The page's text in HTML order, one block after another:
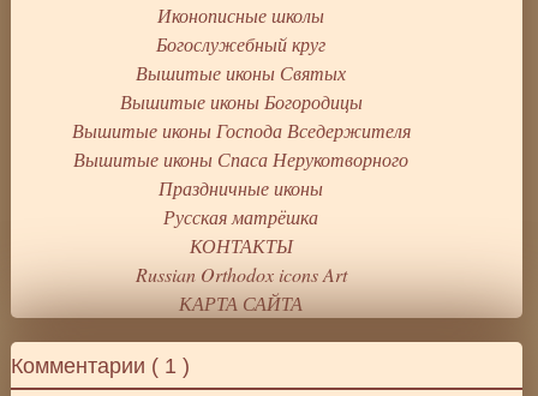
Комментарии ( 1 )
Иконописные школы
Богослужебный круг
Вышитые иконы Святых
Вышитые иконы Богородицы
Вышитые иконы Господа Вседержителя
Вышитые иконы Спаса Нерукотворного
Праздничные иконы
Русская матрёшка
КОНТАКТЫ
Russian Orthodox icons Art
КАРТА САЙТА